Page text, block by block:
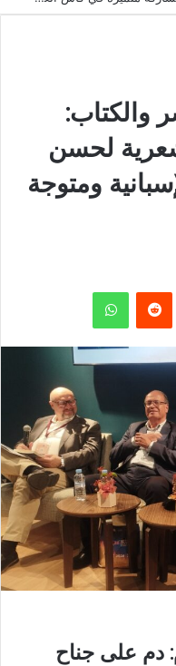
والكتاب:
لحسن
ومتوجة
بينتيريست
دم على جناح